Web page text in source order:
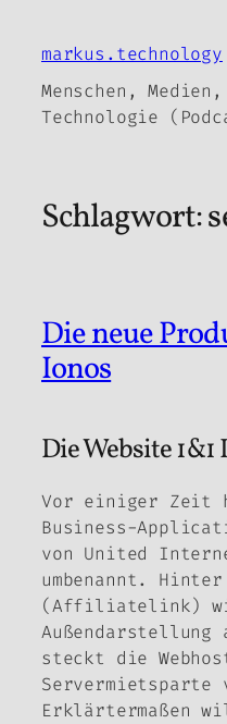
Inhalt
markus.technology
Menschen, Medien,
Technologie
Schlagwort:
Die neue
Ionos
Die Website
Vor einiger Zeit
Business-
von United
umbenannt. Hinter
(Affiliatelink)
steckt die
Servermietsparte
Erklärtermaßen